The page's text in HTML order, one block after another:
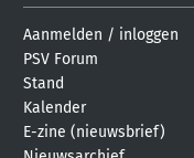
Aanmelden / inloggen
PSV Forum
Stand
Kalender
E-zine (nieuwsbrief)